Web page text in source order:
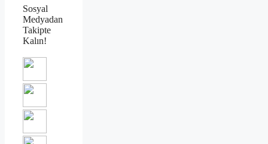
Sosyal
Medyadan
Takipte
Kalın!